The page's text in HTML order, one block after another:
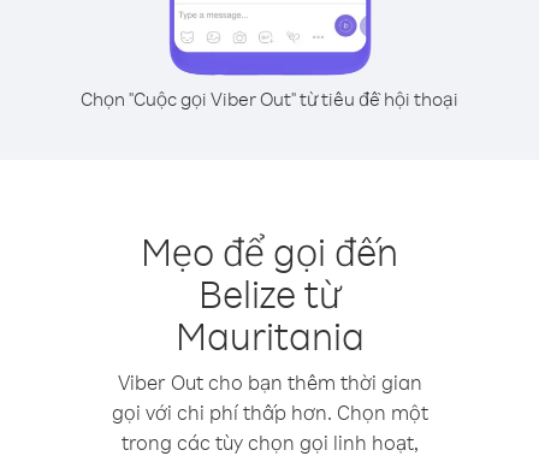
Chọn "Cuộc gọi Viber Out" từ tiêu đề hội thoại
Mẹo để gọi đến
Belize từ
Mauritania
Viber Out cho bạn thêm thời gian
gọi với chi phí thấp hơn. Chọn một
trong các tùy chọn gọi linh hoạt,